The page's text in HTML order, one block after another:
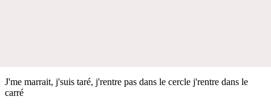
J'me marrait, j'suis taré, j'rentre pas dans le cercle j'rentre dans le
carré